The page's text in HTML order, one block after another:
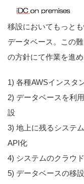
移設においてもっと
データベース。この
の方針にて作業を進め
1) 各種AWSインスタ
2) データベースを利
設
3) 地上に残るシステ
API化
4) システムのクラウ
5) データベースの移設